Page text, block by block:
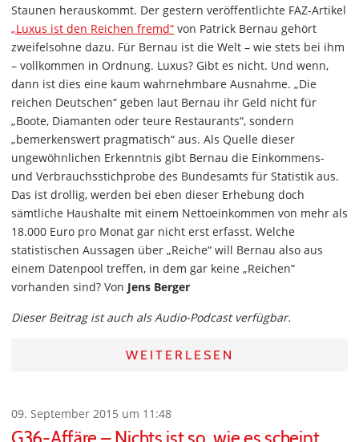
Staunen herauskommt. Der gestern veröffentlichte FAZ-Artikel
„Luxus ist den Reichen fremd“ von Patrick Bernau gehört
zweifelsohne dazu. Für Bernau ist die Welt – wie stets bei ihm
– vollkommen in Ordnung. Luxus? Gibt es nicht. Und wenn,
dann ist dies eine kaum wahrnehmbare Ausnahme. „Die
reichen Deutschen“ geben laut Bernau ihr Geld nicht für
„Boote, Diamanten oder teure Restaurants“, sondern
„bemerkenswert pragmatisch“ aus. Als Quelle dieser
ungewöhnlichen Erkenntnis gibt Bernau die Einkommens-
und Verbrauchsstichprobe des Bundesamts für Statistik aus.
Das ist drollig, werden bei eben dieser Erhebung doch
sämtliche Haushalte mit einem Nettoeinkommen von mehr als
18.000 Euro pro Monat gar nicht erst erfasst. Welche
statistischen Aussagen über „Reiche“ will Bernau also aus
einem Datenpool treffen, in dem gar keine „Reichen“
vorhanden sind? Von Jens Berger
Dieser Beitrag ist auch als Audio-Podcast verfügbar.
WEITERLESEN
09. September 2015 um 11:48